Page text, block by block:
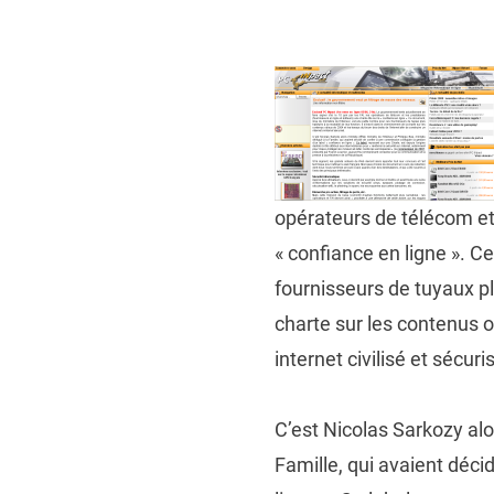
opérateurs de télécom
« confiance en ligne ».
fournisseurs de tuyaux
charte sur les contenus
internet civilisé et
C’est Nicolas Sarkozy
Famille, qui avaient